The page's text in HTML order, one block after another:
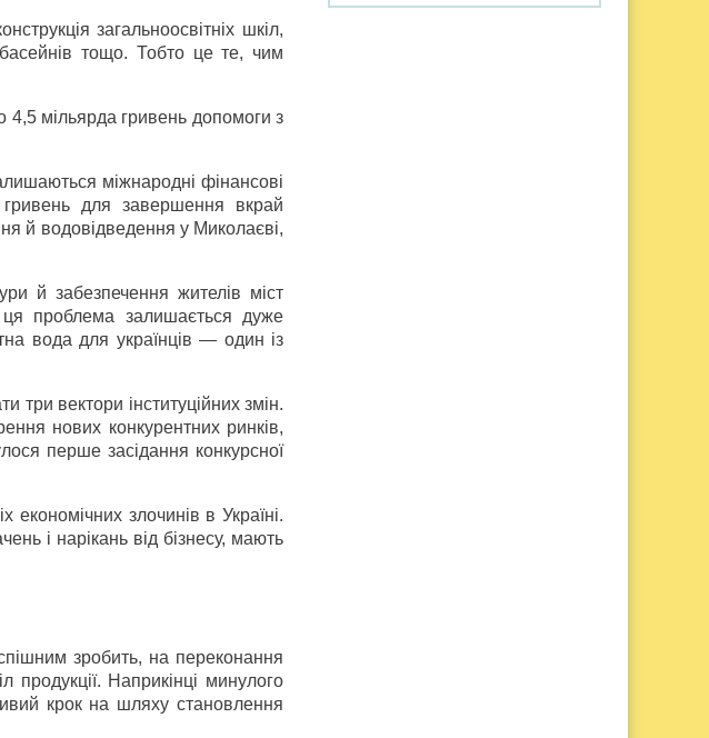
загальноосвітніх шкіл,
басейнів тощо. Тобто це те, чим
4,5 мільярда гривень допомоги з
міжнародні фінансові
гривень для завершення вкрай
й водовідведення у Миколаєві,
й забезпечення жителів міст
ця проблема залишається дуже
вода для українців — один із
три вектори інституційних змін.
нових конкурентних ринків,
перше засідання конкурсної
злочинів в Україні.
і нарікань від бізнесу, мають
зробить, на переконання
продукції. Наприкінці минулого
крок на шляху становлення